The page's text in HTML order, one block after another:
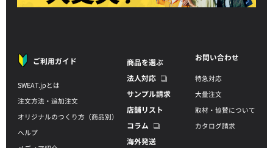
ご利用ガイド
SWEAT.jpとは
注文方法・追加注文
オリジナルのつくり方（商品別）
ヘルプ
商品を選ぶ
法人対応
サンプル請求
店舗リスト
コラム
海外発送
お問い合わせ
特急対応
大量注文
取材・協賛について
カタログ請求